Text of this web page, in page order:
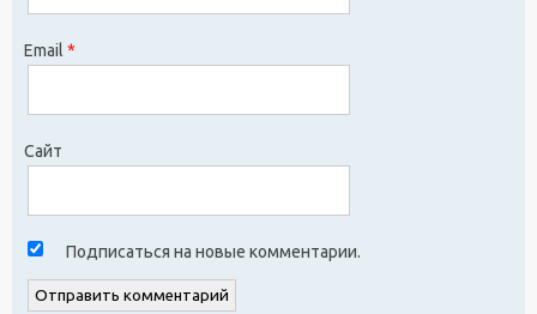
Email *
Сайт
Подписаться на новые комментарии.